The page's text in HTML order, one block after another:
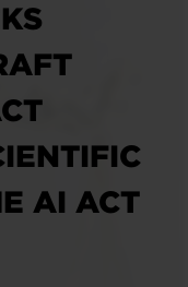
AI ACT